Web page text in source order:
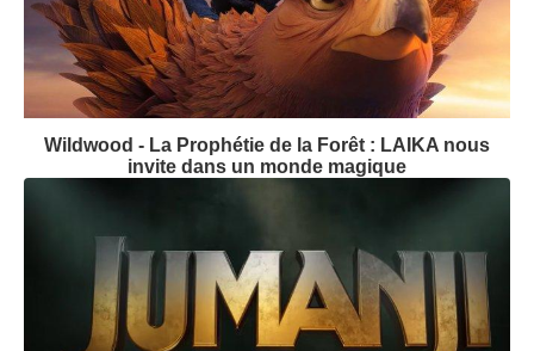
Wildwood - La Prophétie de la Forêt : LAIKA nous
invite dans un monde magique